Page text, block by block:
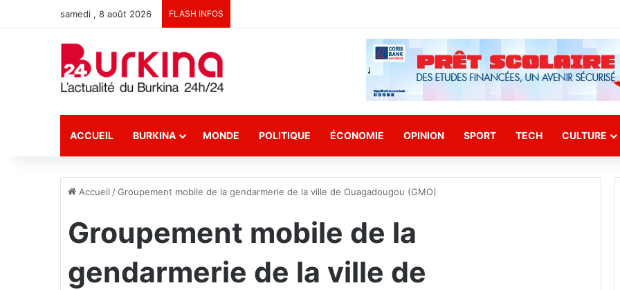
samedi , 8 août 2026 FLASH INFOS
ACCUEIL BURKINA MONDE POLITIQUE ÉCONOMIE OPINION SPORT TECH CULTURE
Accueil /Groupement mobile de la gendarmerie de la ville de Ouagadougou (GMO)
Groupement mobile de la
gendarmerie de la ville de